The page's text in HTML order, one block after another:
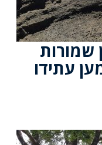
שמורות
עתידו